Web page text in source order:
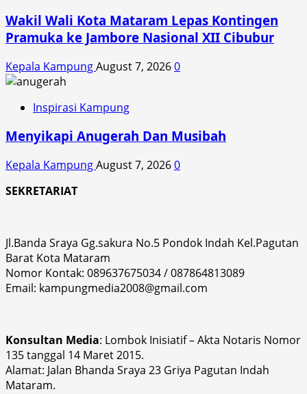
Wakil Wali Kota Mataram Lepas Kontingen
Pramuka ke Jambore Nasional XII Cibubur
Kepala KampungAugust 7, 20260
Inspirasi Kampung
Menyikapi Anugerah Dan Musibah
Kepala KampungAugust 7, 20260
SEKRETARIAT
Jl.Banda Sraya Gg.sakura No.5 Pondok Indah Kel.Pagutan
Barat Kota Mataram
Nomor Kontak: 089637675034 / 087864813089
Email: kampungmedia2008@gmail.com
Konsultan Media: Lombok Inisiatif – Akta Notaris Nomor
135 tanggal 14 Maret 2015.
Alamat: Jalan Bhanda Sraya 23 Griya Pagutan Indah
Mataram.